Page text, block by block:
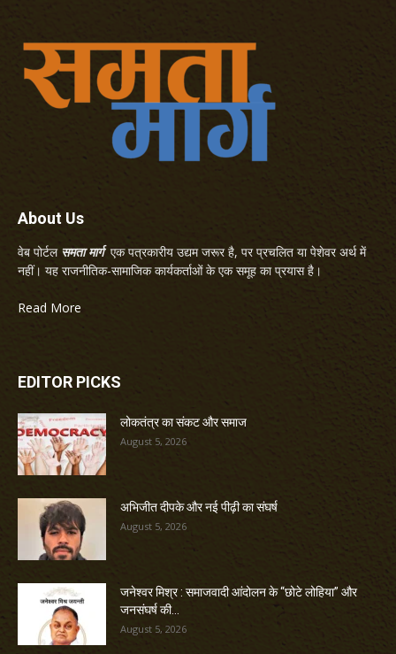
About Us
वेब पोर्टल समता मार्गएक पत्रकारीय उद्यम जरूर है, पर प्रचलित या पेशेवर अर्थ में
नहीं। यह राजनीतिक-सामाजिक कार्यकर्ताओं के एक समूह का प्रयास है।
Read More
EDITOR PICKS
लोकतंत्र का संकट और समाज
August 5, 2026
अभिजीत दीपके और नई पीढ़ी का संघर्ष
August 5, 2026
जनेश्वर मिश्र : समाजवादी आंदोलन के “छोटे लोहिया” और
जनसंघर्ष की...
August 5, 2026